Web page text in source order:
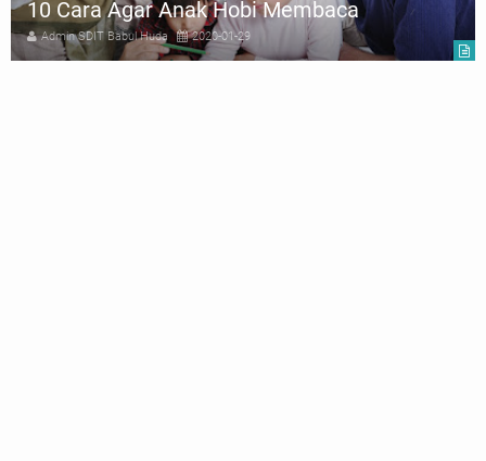
10 Cara Agar Anak Hobi Membaca
Admin SDIT Babul Huda 2020-01-29